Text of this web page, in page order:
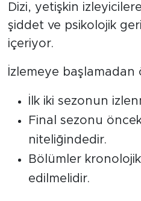
Dizi, yetişkin
şiddet ve psikolojik
içeriyor.
İzlemeye başlamadan
İlk iki sezonun
Final sezonu
niteliğindedir.
Bölümler
edilmelidir.